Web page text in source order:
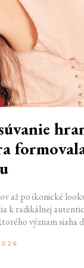
až po ikonické
k radikálnej
význam siaha
fungovalo práve